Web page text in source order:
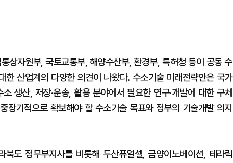
상자원부, 국토교통부, 해양수산부, 환경부, 특허청 등이 공동 수
한 산업계의 다양한 의견이 나왔다. 수소기술 미래전략안은 국가
생산, 저장·운송, 활용 분야에서 필요한 연구·개발에 대한 구체
장기적으로 확보해야 할 수소기술 목표와 정부의 기술개발 의지
도 정무부지사를 비롯해 두산퓨얼셀, 금양이노베이션, 테라릭